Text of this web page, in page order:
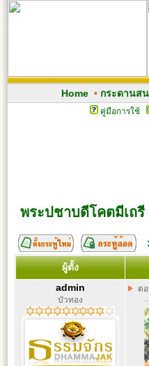
Home• กระดานส
คู่มือการใช้
พระปชาบดีโคตมีเถ
ผู้ตั้ง
admin
บัวทอง
ต